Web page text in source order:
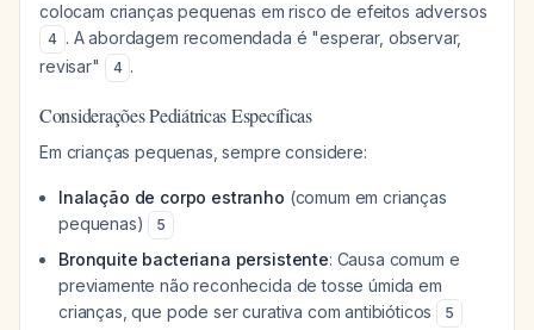
colocam crianças pequenas em risco de efeitos adversos
4 . A abordagem recomendada é "esperar, observar,
revisar"
4 .
Considerações Pediátricas Específicas
Em crianças pequenas, sempre considere:
Inalação de corpo estranho (comum em crianças
pequenas)
5
Bronquite bacteriana persistente: Causa comum e
previamente não reconhecida de tosse úmida em
crianças, que pode ser curativa com antibióticos
5